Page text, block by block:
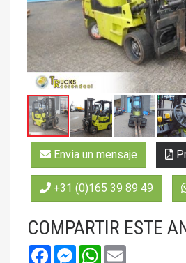
Envia un mensaje
+31 (0)165 39 89 49
COMPARTIR ESTE
FacebookMessengerWhatsApp